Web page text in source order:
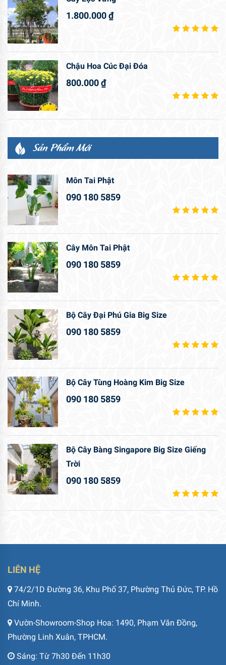
1.800.000₫
Chậu Hoa Cúc Đại Đóa
800.000₫
Sản Phẩm Mới
Môn Tai Phật
090 180 5859
Cây Môn Tai Phật
090 180 5859
Bộ Cây Đại Phú Gia Big Size
090 180 5859
Bộ Cây Tùng Hoàng Kim Big Size
090 180 5859
Bộ Cây Bàng Singapore Big Size Giếng
Trời
090 180 5859
LIÊN HỆ
74/2/1D Đường 36, Khu Phố 37, Phường Thủ Đức, TP. Hồ
Chí Minh.
Vườn-Showroom-Shop Hoa: 1490, Phạm Văn Đồng,
Phường Linh Xuân, TPHCM.
Sáng: Từ 7h30 Đến 11h30